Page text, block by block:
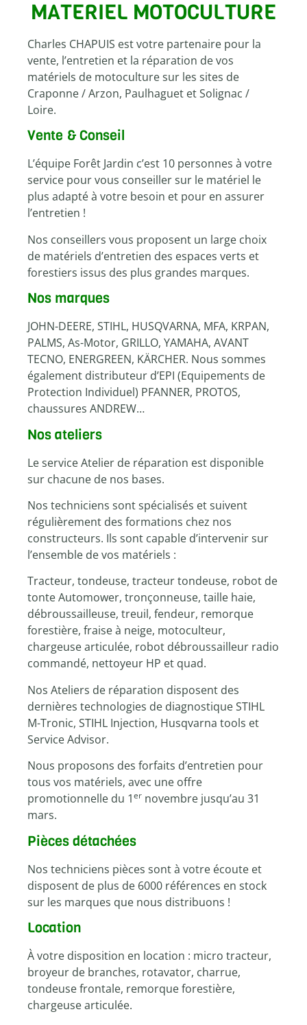
MATERIEL MOTOCULTURE
Charles CHAPUIS est votre partenaire pour la
vente, l’entretien et la réparation de vos
matériels de motoculture sur les sites de
Craponne / Arzon, Paulhaguet et Solignac /
Loire.
Vente & Conseil
L’équipe Forêt Jardin c’est 10 personnes à votre
service pour vous conseiller sur le matériel le
plus adapté à votre besoin et pour en assurer
l’entretien !
Nos conseillers vous proposent un large choix
de matériels d’entretien des espaces verts et
forestiers issus des plus grandes marques.
Nos marques
JOHN-DEERE, STIHL, HUSQVARNA, MFA, KRPAN,
PALMS, As-Motor, GRILLO, YAMAHA, AVANT
TECNO, ENERGREEN, KÄRCHER. Nous sommes
également distributeur d’EPI (Equipements de
Protection Individuel) PFANNER, PROTOS,
chaussures ANDREW…
Nos ateliers
Le service Atelier de réparation est disponible
sur chacune de nos bases.
Nos techniciens sont spécialisés et suivent
régulièrement des formations chez nos
constructeurs. Ils sont capable d’intervenir sur
l’ensemble de vos matériels :
Tracteur, tondeuse, tracteur tondeuse, robot de
tonte Automower, tronçonneuse, taille haie,
débroussailleuse, treuil, fendeur, remorque
forestière, fraise à neige, motoculteur,
chargeuse articulée, robot débroussailleur radio
commandé, nettoyeur HP et quad.
Nos Ateliers de réparation disposent des
dernières technologies de diagnostique STIHL
M-Tronic, STIHL Injection, Husqvarna tools et
Service Advisor.
Nous proposons des forfaits d’entretien pour
tous vos matériels, avec une offre
promotionnelle du 1er novembre jusqu’au 31
mars.
Pièces détachées
Nos techniciens pièces sont à votre écoute et
disposent de plus de 6000 références en stock
sur les marques que nous distribuons !
Location
À votre disposition en location : micro tracteur,
broyeur de branches, rotavator, charrue,
tondeuse frontale, remorque forestière,
chargeuse articulée.